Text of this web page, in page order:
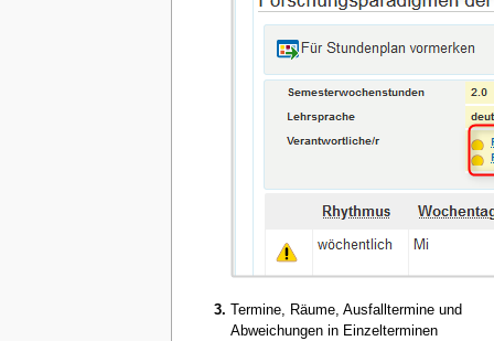
Termine, Räume, Ausfalltermine und
Abweichungen in Einzelterminen